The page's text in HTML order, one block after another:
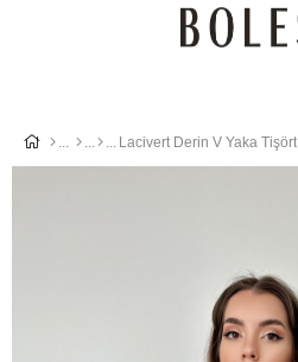
Lacivert Derin V Yaka Tişört